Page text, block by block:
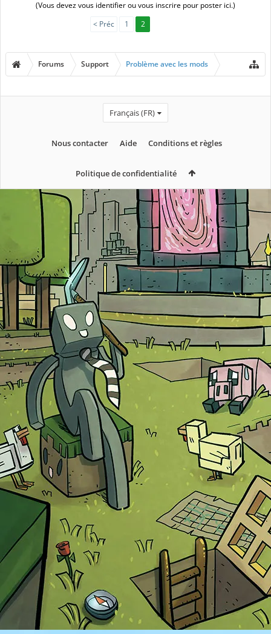
(Vous devez vous identifier ou vous inscrire pour poster ici.)
< Préc
1 2
Forums Support Problème avec les mods
Français (FR)
Nous contacter Aide Conditions et règles
Politique de confidentialité